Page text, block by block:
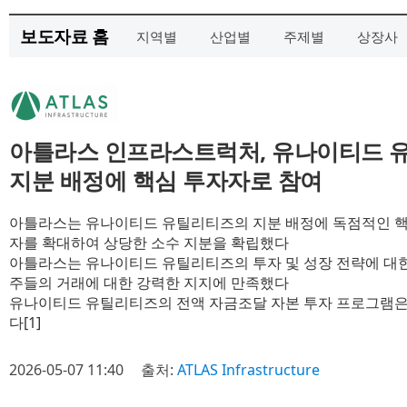
보도자료 홈 지역별 산업별 주제별 상장사
아틀라스 인프라스트럭처, 유나이티드
지분 배정에 핵심 투자자로 참여
아틀라스는 유나이티드 유틸리티즈의 지분 배정에 독점적인
자를 확대하여 상당한 소수 지분을 확립했다
아틀라스는 유나이티드 유틸리티즈의 투자 및 성장 전략에
주들의 거래에 대한 강력한 지지에 만족했다
유나이티드 유틸리티즈의 전액 자금조달 자본 투자 프로그램
다[1]
2026-05-07 11:40 출처: ATLAS Infrastructure